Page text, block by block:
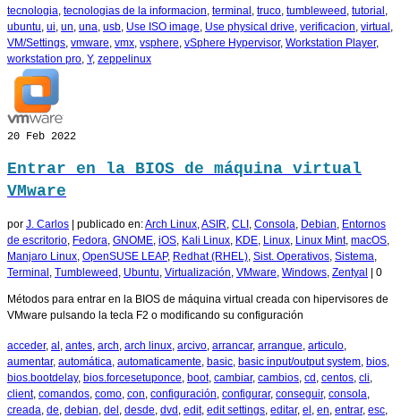
tecnologia, tecnologias de la informacion, terminal , truco, tumbleweed , tutorial ,
ubuntu, ui, un, una, usb, Use ISO image, Use physical drive, verificacion, virtual ,
VM/Settings, vmware, vmx, vsphere, vSphere Hypervisor, Workstation Player,
workstation pro, Y, zeppelinux
20 Feb 2022
Entrar en la BIOS de máquina virtual
VMware
por J. Carlos publicado en:Arch Linux,ASIR, CLI , Consola, Debian, Entornos
de escritorio, Fedora, GNOME, iOS, Kali Linux, KDE, Linux, Linux Mint, macOS,
Manjaro Linux, OpenSUSE LEAP, Redhat (RHEL), Sist. Operativos, Sistema,
Terminal , Tumbleweed , Ubuntu, Virtualización, VMware, Windows, Zentyal 0
Métodos para entrar en la BIOS de máquina virtual creada con hipervisores de
VMware pulsando la tecla F2 o modificando su configuración
acceder, al , antes, arch, arch linux, arcivo, arrancar, arranque, articulo,
aumentar, automática, automaticamente, basic, basic input/output system, bios,
bios.bootdelay, bios.forcesetuponce, boot, cambiar, cambios, cd , centos, cli,
client, comandos, como, con, configuración, configurar, conseguir, consola,
creada, de, debian, del , desde, dvd , edit, edit settings, editar, el , en, entrar, esc,